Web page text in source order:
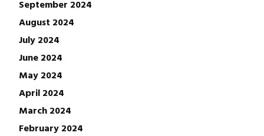
September 2024
August 2024
July 2024
June 2024
May 2024
April 2024
March 2024
February 2024